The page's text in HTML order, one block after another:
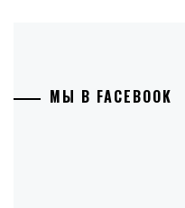
МЫ В FACEBOOK